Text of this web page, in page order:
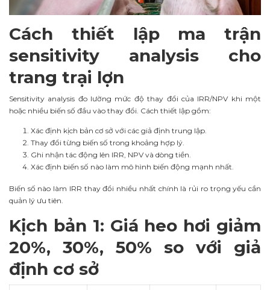
Cách thiết lập ma trận
sensitivity analysis cho
trang trại lợn
Sensitivity analysis đo lường mức độ thay đổi của IRR/NPV khi một
hoặc nhiều biến số đầu vào thay đổi. Cách thiết lập gồm:
Xác định kịch bản cơ sở với các giả định trung lập.
Thay đổi từng biến số trong khoảng hợp lý.
Ghi nhận tác động lên IRR, NPV và dòng tiền.
Xác định biến số nào làm mô hình biến động mạnh nhất.
Biến số nào làm IRR thay đổi nhiều nhất chính là rủi ro trọng yếu cần
quản lý ưu tiên.
Kịch bản 1: Giá heo hơi giảm
20%, 30%, 50% so với giả
định cơ sở